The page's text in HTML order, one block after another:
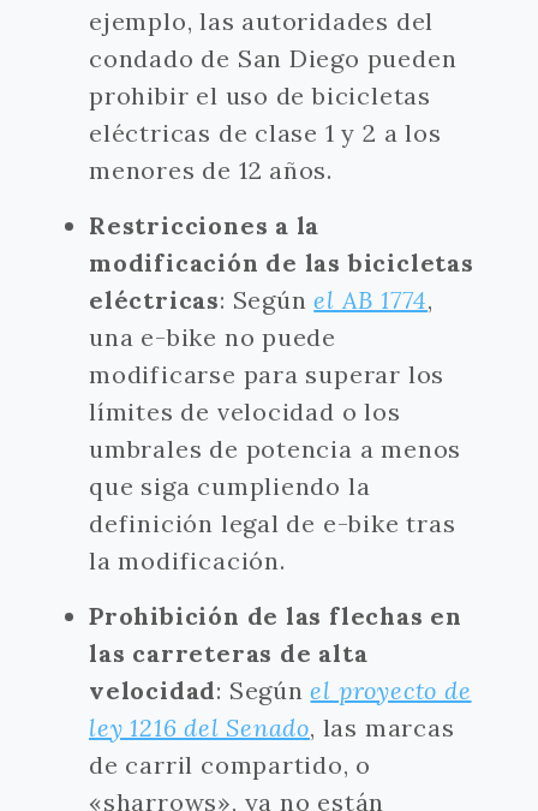
ejemplo, las autoridades del
condado de San Diego pueden
prohibir el uso de bicicletas
eléctricas de clase 1 y 2 a los
menores de 12 años.
Restricciones a la
modificación de las bicicletas
eléctricas: Segúnel AB 1774,
una e-bike no puede
modificarse para superar los
límites de velocidad o los
umbrales de potencia a menos
que siga cumpliendo la
definición legal de e-bike tras
la modificación.
Prohibición de las flechas en
las carreteras de alta
velocidad: Segúnel proyecto de
ley 1216 del Senado, las marcas
de carril compartido, o
«sharrows», ya no están